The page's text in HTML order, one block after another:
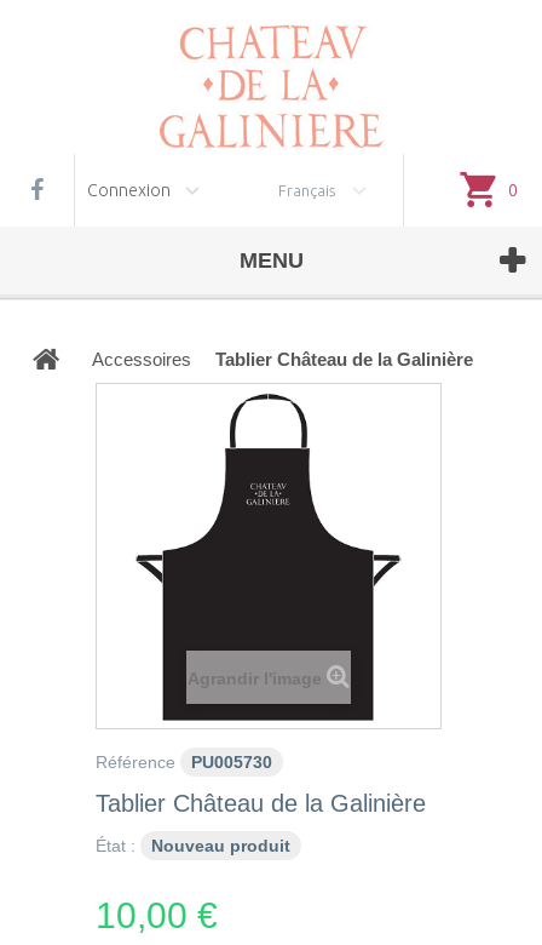
Français 0
Connexion
MENU
Accessoires Tablier Château de la Galinière
Agrandir l'image
Référence PU005730
Tablier Château de la Galinière
État : Nouveau produit
10,00 €